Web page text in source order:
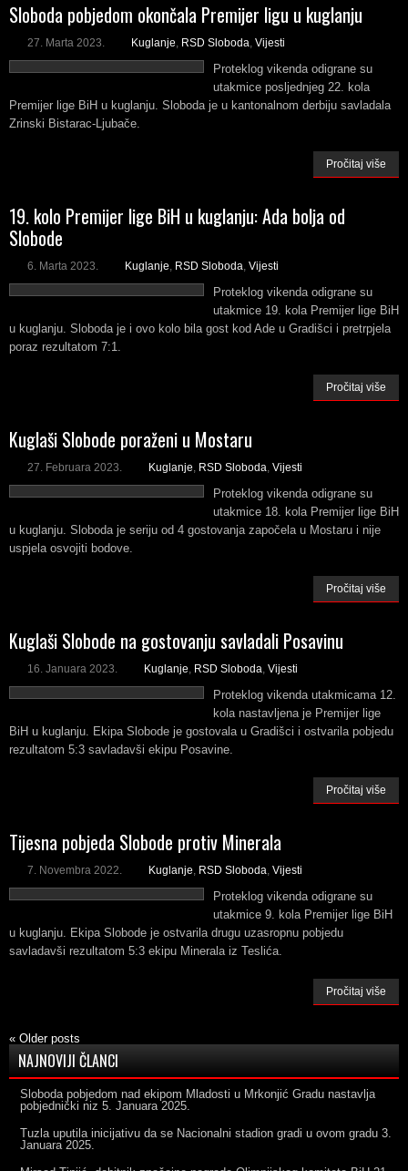
Sloboda pobjedom okončala Premijer ligu u kuglanju
27. Marta 2023. Kuglanje, RSD Sloboda, Vijesti
Proteklog vikenda odigrane su
utakmice posljednjeg 22. kola
Premijer lige BiH u kuglanju. Sloboda je u kantonalnom derbiju savladala
Zrinski Bistarac-Ljubače.
Pročitaj više
19. kolo Premijer lige BiH u kuglanju: Ada bolja od
Slobode
6. Marta 2023. Kuglanje, RSD Sloboda, Vijesti
Proteklog vikenda odigrane su
utakmice 19. kola Premijer lige BiH
u kuglanju. Sloboda je i ovo kolo bila gost kod Ade u Gradišci i pretrpjela
poraz rezultatom 7:1.
Pročitaj više
Kuglaši Slobode poraženi u Mostaru
27. Februara 2023. Kuglanje, RSD Sloboda, Vijesti
Proteklog vikenda odigrane su
utakmice 18. kola Premijer lige BiH
u kuglanju. Sloboda je seriju od 4 gostovanja započela u Mostaru i nije
uspjela osvojiti bodove.
Pročitaj više
Kuglaši Slobode na gostovanju savladali Posavinu
16. Januara 2023. Kuglanje, RSD Sloboda, Vijesti
Proteklog vikenda utakmicama 12.
kola nastavljena je Premijer lige
BiH u kuglanju. Ekipa Slobode je gostovala u Gradišci i ostvarila pobjedu
rezultatom 5:3 savladavši ekipu Posavine.
Pročitaj više
Tijesna pobjeda Slobode protiv Minerala
7. Novembra 2022. Kuglanje, RSD Sloboda, Vijesti
Proteklog vikenda odigrane su
utakmice 9. kola Premijer lige BiH
u kuglanju. Ekipa Slobode je ostvarila drugu uzasropnu pobjedu
savladavši rezultatom 5:3 ekipu Minerala iz Teslića.
Pročitaj više
« Older posts
NAJNOVIJI ČLANCI
Sloboda pobjedom nad ekipom Mladosti u Mrkonjić Gradu nastavlja
pobjednički niz 5. Januara 2025.
Tuzla uputila inicijativu da se Nacionalni stadion gradi u ovom gradu 3.
Januara 2025.